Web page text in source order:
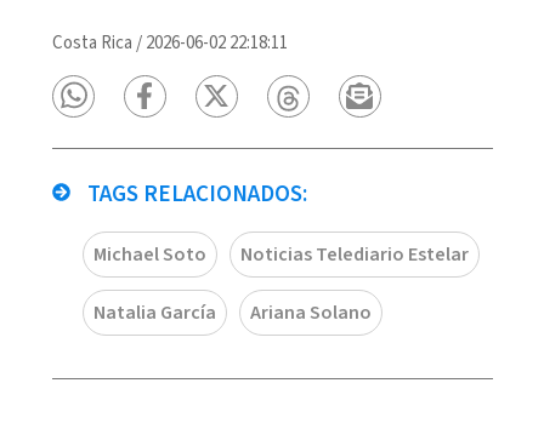
Costa Rica /2026-06-02 22:18:11
TAGS RELACIONADOS:
Michael Soto Noticias Telediario Estelar
Natalia García Ariana Solano